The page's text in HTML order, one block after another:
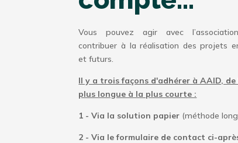
Vous pouvez agir avec
contribuer à la réalisation des projets
et futurs.
Il y a trois façons d'adhérer à AAID, de
plus longue à la plus courte :
1 - Via la solution papier (méthode
2 - Via le formulaire de contact ci-